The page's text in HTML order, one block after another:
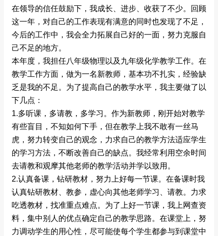
在领导的信任鼓励下，我成长、进步、收获了不少。回顾
这一年，对自己的工作表现有满意的同时也发现了不足，
今后的工作中，我会全力拓展自己好的一面，努力克服自
己不足的地方。
本年度，我担任八年级物理以及九年级化学教学工作。在
教学工作方面，做为一名新教师，基本功不扎实，经验缺
乏是我的不足。为了提高自己的教学水平，我主要做了以
下几点：
1.多听课，多请教，多学习。作为新教师，刚开始对教学
有些盲目，不知如何下手，但在教学上我不敢有一丝马
虎，努力转变自己的观念，力求自己的教学方法适应学生
的学习方法，不断改善自己的缺点。我经常利用空余时间
去请教和观摩其他老师的教学活动并学以致用。
2.认真备课，钻研教材，努力上好每一节课。在备课时我
认真钻研教材、教参，虚心向其他老师学习、请教。力求
吃透教材，找准重点难点。为了上好一节课，我上网查资
料，集中别人的优点确定自己的教学思路。在课堂上，努
力调动学生的用心性，尽可能使每个学生都参与到课堂中